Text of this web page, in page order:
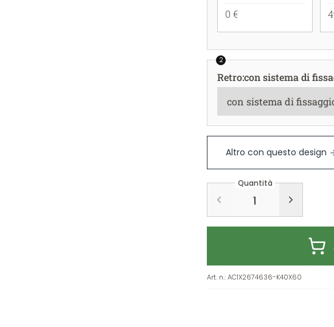
0 €
2
Retro:con sistema di
Altro con questo design
Quantità
Art. n.:AC1X2674636-K40X60